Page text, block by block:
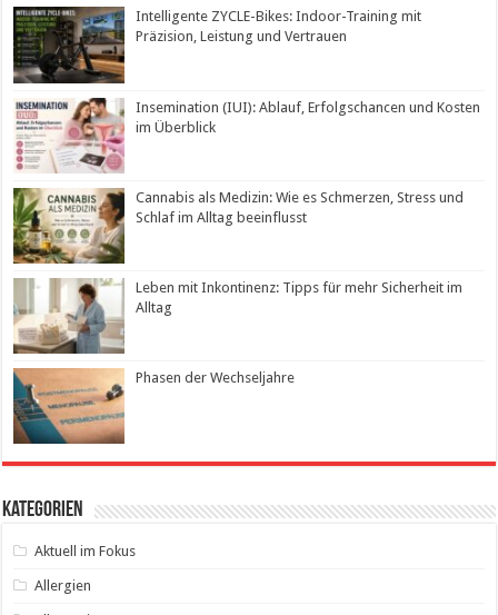
Intelligente ZYCLE-Bikes: Indoor-Training mit
Präzision, Leistung und Vertrauen
Insemination (IUI): Ablauf, Erfolgschancen und Kosten
im Überblick
Cannabis als Medizin: Wie es Schmerzen, Stress und
Schlaf im Alltag beeinflusst
Leben mit Inkontinenz: Tipps für mehr Sicherheit im
Alltag
Phasen der Wechseljahre
Kategorien
Aktuell im Fokus
Allergien